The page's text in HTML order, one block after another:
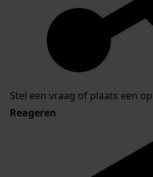
Stel een vraag of plaats een
Reageren